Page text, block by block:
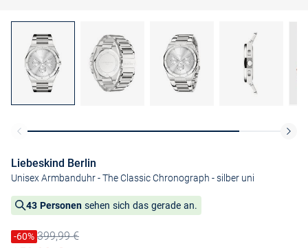
Liebeskind Berlin
Unisex Armbanduhr - The Classic Chronograph - silber uni
43 Personen sehen sich das gerade an.
Preis reduziert um
-60%
Alter Preis399,99 €